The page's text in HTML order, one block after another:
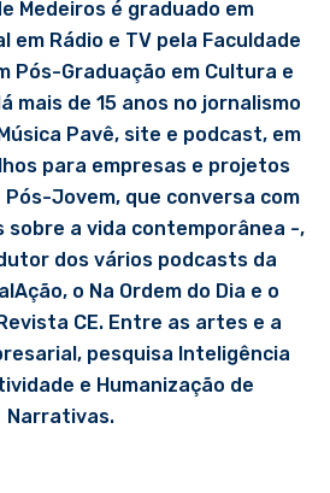
Medeiros é graduado em
em Rádio e TV pela Faculdade
Pós-Graduação em Cultura e
mais de 15 anos no jornalismo
Pavê, site e podcast, em
para empresas e projetos
Pós-Jovem, que conversa com
a vida contemporânea -,
dos vários podcasts da
o Na Ordem do Dia e o
CE. Entre as artes e a
pesquisa Inteligência
e Humanização de
Narrativas.